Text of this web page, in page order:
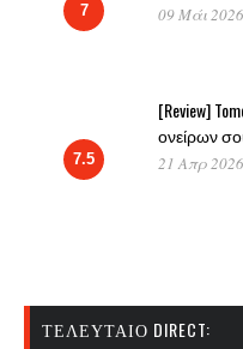
7 09 Μάι
7.5
[Review]
ονείρων
21 Απρ
ΤΕΛΕΥΤΑΊΟ DIRECT: